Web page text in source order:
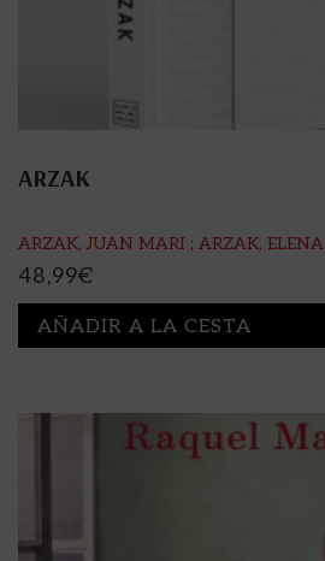
ARZAK
ARZAK, JUAN MARI ; ARZAK, ELENA
48,99€
AÑADIR A LA CESTA